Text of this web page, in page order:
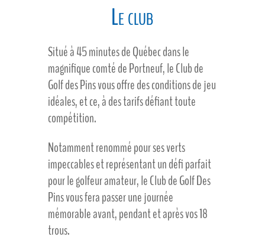
Le club
Situé à 45 minutes de Québec dans le
magnifique comté de Portneuf, le Club de
Golf des Pins vous offre des conditions de jeu
idéales, et ce, à des tarifs défiant toute
compétition.
Notamment renommé pour ses verts
impeccables et représentant un défi parfait
pour le golfeur amateur, le Club de Golf Des
Pins vous fera passer une journée
mémorable avant, pendant et après vos 18
trous.